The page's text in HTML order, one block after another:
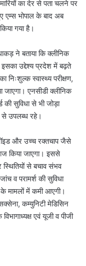
का देर से पता चलने पर
एम्स भोपाल के बाद अब
गया है।
ने बताया कि क्लीनिक
इसका उद्देश्य प्रदेश में बढ़ते
निःशुल्क स्वास्थ्य परीक्षण,
एनसीडी क्लीनिक
की सुविधा से भी जोड़ा
से उपलब्ध रहे।
और उच्च रक्तचाप जैसे
किया जाएगा। इससे
से बचाव संभव
व परामर्श की सुविधा
मामलों में कमी आएगी।
कम्युनिटी मेडिसिन
एवं यूजी व पीजी